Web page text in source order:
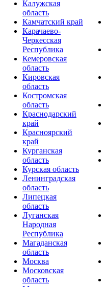
Калужская
область
Камчатский край
Карачаево-
Черкесская
Республика
Кемеровская
область
Кировская
область
Костромская
область
Краснодарский
край
Красноярский
край
Курганская
область
Курская область
Ленинградская
область
Липецкая
область
Луганская
Народная
Республика
Магаданская
область
Москва
Московская
область